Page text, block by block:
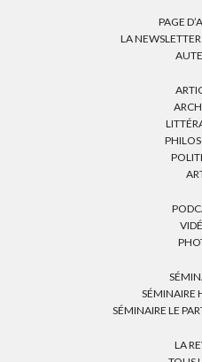
PAGE
LA
SÉMINAIRE
SÉMINAIRE LE
LA